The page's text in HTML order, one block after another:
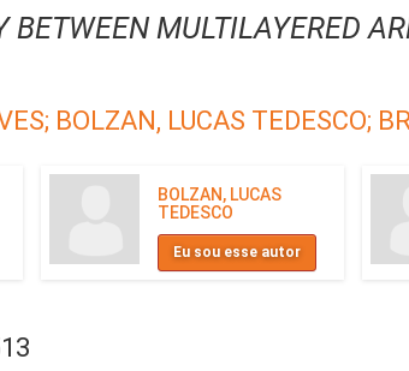
BETWEEN MULTILAYERED
BOLZAN, LUCAS TEDESCO;
BOLZAN, LUCAS
TEDESCO
Eu sou esse autor